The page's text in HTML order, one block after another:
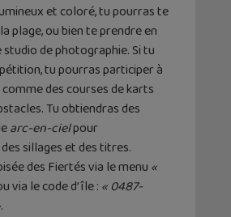
et coloré, tu pourras te
plage, ou bien te prendre en
de photographie. Si tu
tu pourras participer à
des courses de karts
Tu obtiendras des
arc-en-cielpour
sillages et des titres.
des Fiertés via le menu «
via le code d’île :« 0487-
.